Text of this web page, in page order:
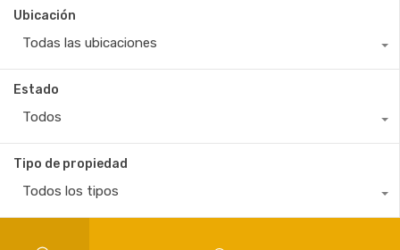
Ubicación
Todas las ubicaciones
Estado
Todos
Tipo de propiedad
Todos los tipos